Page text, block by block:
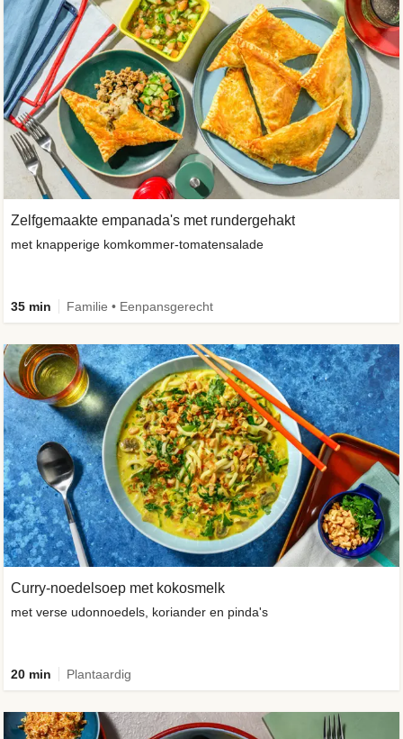
Zelfgemaakte empanada's met rundergehakt
met knapperige komkommer-tomatensalade
35 min Familie • Eenpansgerecht
Curry-noedelsoep met kokosmelk
met verse udonnoedels, koriander en pinda's
20 min Plantaardig